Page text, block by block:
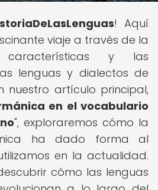
! Aquí
viaje a través de la
características y las
lenguas y dialectos de
nuestro artículo principal,
en el vocabulario
", exploraremos cómo la
ha dado forma al
en la actualidad.
cómo las lenguas